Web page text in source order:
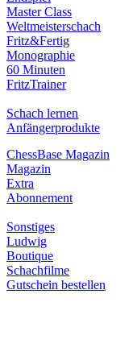
Master Class
Weltmeisterschach
Fritz&Fertig
Monographie
60 Minuten
FritzTrainer
Schach lernen
Anfängerprodukte
ChessBase Magazin
Magazin
Extra
Abonnement
Sonstiges
Ludwig
Boutique
Schachfilme
Gutschein bestellen